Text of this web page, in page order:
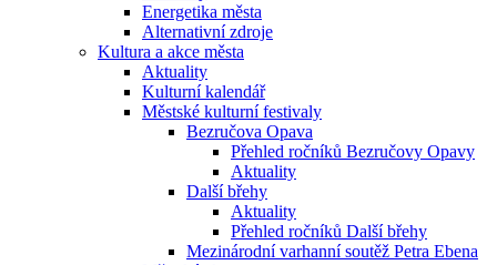
Energetika města
Alternativní zdroje
Kultura a akce města
Aktuality
Kulturní kalendář
Městské kulturní festivaly
Bezručova Opava
Přehled ročníků Bezručovy Opavy
Aktuality
Další břehy
Aktuality
Přehled ročníků Další břehy
Mezinárodní varhanní soutěž Petra Ebena